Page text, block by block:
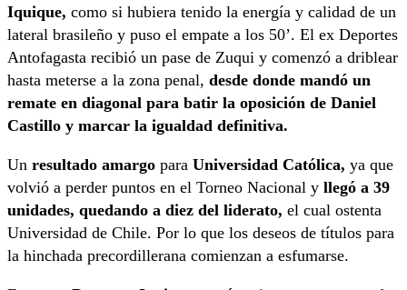
Iquique, como si hubiera tenido la energía y calidad de un
lateral brasileño y puso el empate a los 50’. El ex Deportes
Antofagasta recibió un pase de Zuqui y comenzó a driblear
hasta meterse a la zona penal, desde donde mandó un
remate en diagonal para batir la oposición de Daniel
Castillo y marcar la igualdad definitiva.
Un resultado amargo para Universidad Católica, ya que
volvió a perder puntos en el Torneo Nacional y llegó a 39
unidades, quedando a diez del liderato, el cual ostenta
Universidad de Chile. Por lo que los deseos de títulos para
la hinchada precordillerana comienzan a esfumarse.